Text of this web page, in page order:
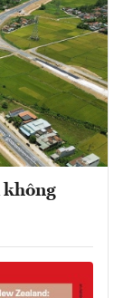
không